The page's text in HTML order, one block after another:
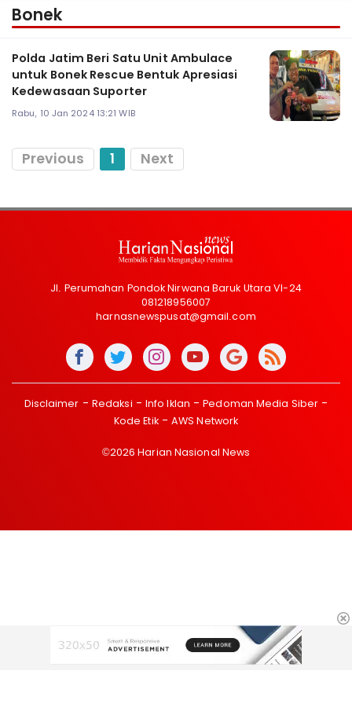
Bonek
Polda Jatim Beri Satu Unit Ambulace
untuk Bonek Rescue Bentuk Apresiasi
Kedewasaan Suporter
Rabu, 10 Jan 2024 13:21 WIB
Previous 1 Next
Jl. Perumahan Pondok Nirwana Baruk Utara VI-24
081218956007
harnasnewspusat@gmail.com
Disclaimer Redaksi Info Iklan
Pedoman Media Siber
Kode Etik
AWS Network
©2026 Harian Nasional News